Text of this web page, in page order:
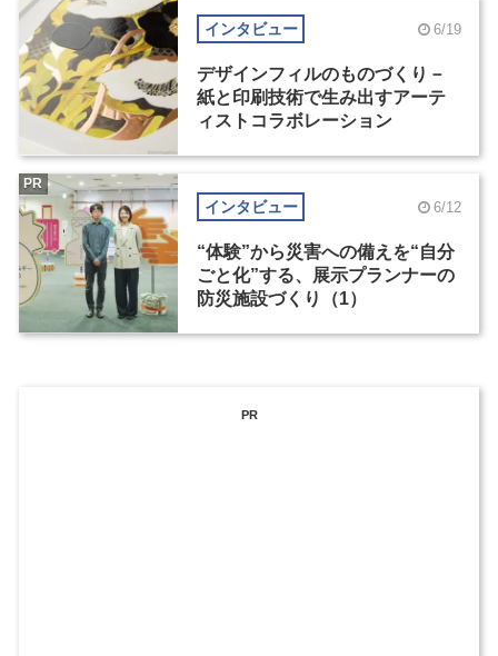
インタビュー 6/19
デザインフィルのものづくり－
紙と印刷技術で生み出すアーテ
ィストコラボレーション
インタビュー 6/12
“体験”から災害への備えを“自分
ごと化”する、展示プランナーの
防災施設づくり（1）
PR
PR